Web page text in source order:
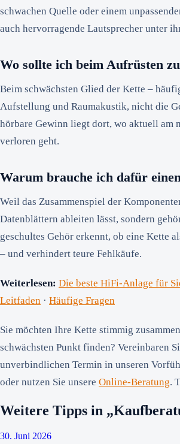
schwachen Quelle oder einem
auch hervorragende Lautsprecher unter
Wo sollte ich beim Aufrüsten
Beim schwächsten Glied der Kette –
Aufstellung und Raumakustik, nicht die
hörbare Gewinn liegt dort, wo aktuell am
verloren geht.
Warum brauche ich dafür
Weil das Zusammenspiel der
Datenblättern ableiten lässt, sondern
geschultes Gehör erkennt, ob eine Kette
– und verhindert teure Fehlkäufe.
Weiterlesen: Die beste HiFi-Anlage für
Leitfaden · Häufige Fragen
Sie möchten Ihre Kette stimmig
schwächsten Punkt finden? Vereinbaren
unverbindlichen Termin in unseren
oder nutzen Sie unsere Online-Beratung.
Weitere Tipps in
30. Juni 2026